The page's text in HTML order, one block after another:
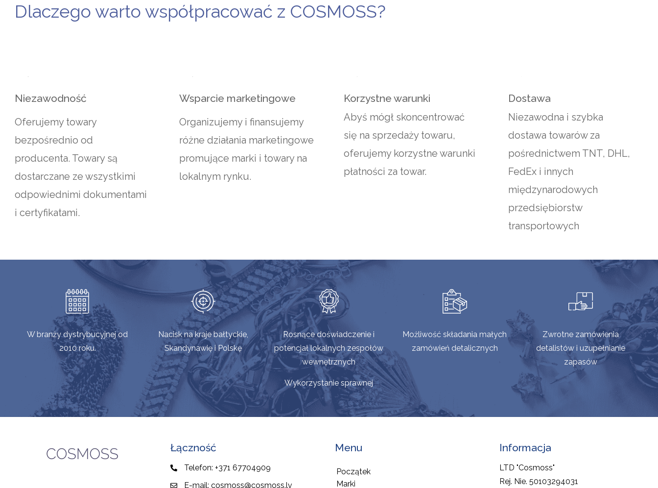
Dlaczego warto współpracować z COSMOSS?
Niezawodność
Oferujemy towary
bezpośrednio od
producenta. Towary są
dostarczane ze wszystkimi
odpowiednimi dokumentami
i certyfikatami.
Wsparcie marketingowe
Organizujemy i finansujemy
różne działania marketingowe
promujące marki i towary na
lokalnym rynku.
Korzystne warunki
Abyś mógł skoncentrować
się na sprzedaży towaru,
oferujemy korzystne warunki
płatności za towar.
Dostawa
Niezawodna i szybka
dostawa towarów za
pośrednictwem TNT, DHL,
FedEx i innych
międzynarodowych
przedsiębiorstw
transportowych
W branży dystrybucyjnej od
2010 roku.
Nacisk na kraje bałtyckie,
Skandynawię i Polskę
Rosnące doświadczenie i
potencjał lokalnych zespołów
wewnętrznych
Wykorzystanie sprawnej
Możliwość składania małych
zamówień detalicznych
Zwrotne zamówienia
detalistów i uzupełnianie
zapasów
Łączność
Telefon: +371 67704909
E-mail: cosmoss@cosmoss.lv
Menu
Początek
Marki
Informacja
LTD "Cosmoss"
Rej. Nie. 50103294031